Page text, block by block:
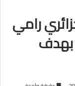
رامي
بهدف